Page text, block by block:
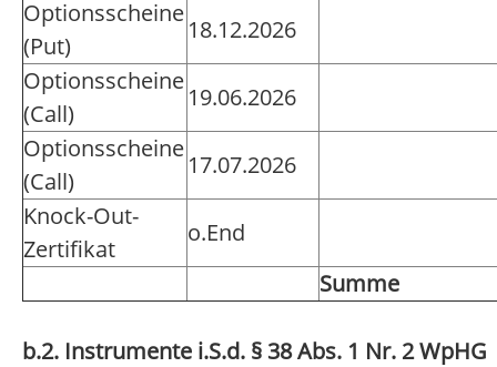
Optionsscheine
(Put)
18.12.2026
Optionsscheine
(Call)
19.06.2026
Optionsscheine
(Call)
17.07.2026
Knock-Out-
Zertifikat
o.End
Summe
b.2. Instrumente i.S.d. § 38 Abs. 1 Nr. 2 WpHG